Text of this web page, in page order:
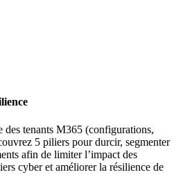
des tenants M365 (configurations,
5 piliers pour durcir, segmenter
afin de limiter l’impact des
cyber et améliorer la résilience de